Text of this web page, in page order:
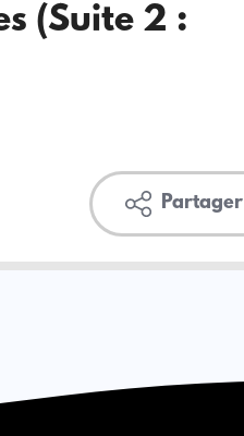
(Suite 2 :
Partager